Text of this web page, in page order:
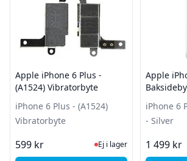
Apple iPhone 6 Plus -
(A1524) Vibratorbyte
iPhone 6 Plus - (A1524)
Vibratorbyte
599 kr Ej i lager, besök
Ej i lager
Apple
iPhone 6
- Silver
1 499 kr